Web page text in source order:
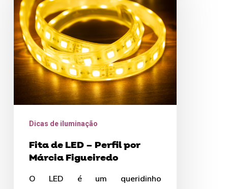
LED
–
Perfil
por
Márcia
Figueiredo
Dicas de iluminação
Fita de LED – Perfil por
Márcia Figueiredo
O LED é um queridinho